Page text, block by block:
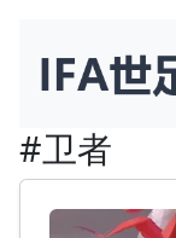
#卫者